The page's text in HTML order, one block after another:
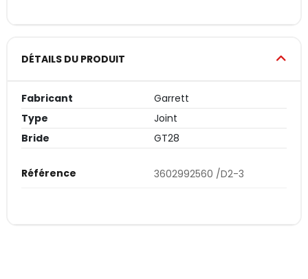
DÉTAILS DU PRODUIT
Fabricant
Garrett
Type
Joint
Bride
GT28
Référence 3602992560 /D2-3